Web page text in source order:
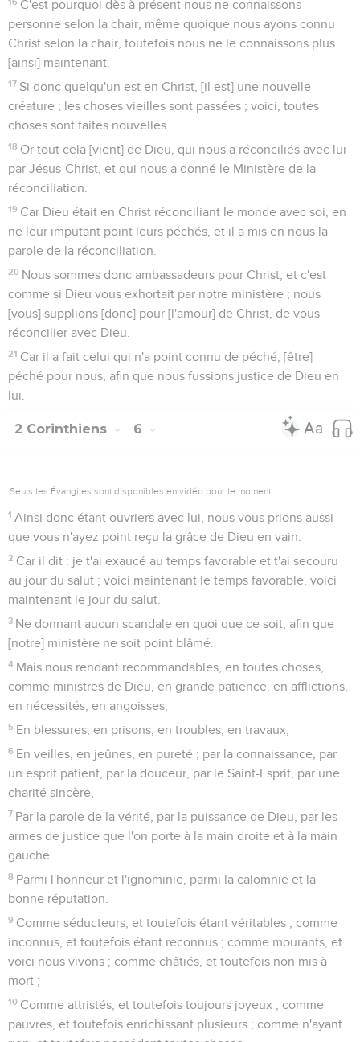
C'est pourquoi dès à présent nous ne connaissons
personne selon la chair, même quoique nous ayons connu
Christ selon la chair, toutefois nous ne le connaissons plus
[ainsi] maintenant.
17 Si donc quelqu'un est en Christ, [il est] une nouvelle
créature ; les choses vieilles sont passées ; voici, toutes
choses sont faites nouvelles.
18 Or tout cela [vient] de Dieu, qui nous a réconciliés avec lui
par Jésus-Christ, et qui nous a donné le Ministère de la
réconciliation.
19 Car Dieu était en Christ réconciliant le monde avec soi, en
ne leur imputant point leurs péchés, et il a mis en nous la
parole de la réconciliation.
20 Nous sommes donc ambassadeurs pour Christ, et c'est
comme si Dieu vous exhortait par notre ministère ; nous
[vous] supplions [donc] pour [l'amour] de Christ, de vous
réconcilier avec Dieu.
21 Car il a fait celui qui n'a point connu de péché, [être]
péché pour nous, afin que nous fussions justice de Dieu en
lui.
2 Corinthiens 6
Seuls les Évangiles sont disponibles en vidéo pour le moment.
1 Ainsi donc étant ouvriers avec lui, nous vous prions aussi
que vous n'ayez point reçu la grâce de Dieu en vain.
2 Car il dit : je t'ai exaucé au temps favorable et t'ai secouru
au jour du salut ; voici maintenant le temps favorable, voici
maintenant le jour du salut.
3 Ne donnant aucun scandale en quoi que ce soit, afin que
[notre] ministère ne soit point blâmé.
4 Mais nous rendant recommandables, en toutes choses,
comme ministres de Dieu, en grande patience, en afflictions,
en nécessités, en angoisses,
5 En blessures, en prisons, en troubles, en travaux,
6 En veilles, en jeûnes, en pureté ; par la connaissance, par
un esprit patient, par la douceur, par le Saint-Esprit, par une
charité sincère,
7 Par la parole de la vérité, par la puissance de Dieu, par les
armes de justice que l'on porte à la main droite et à la main
gauche.
8 Parmi l'honneur et l'ignominie, parmi la calomnie et la
bonne réputation.
9 Comme séducteurs, et toutefois étant véritables ; comme
inconnus, et toutefois étant reconnus ; comme mourants, et
voici nous vivons ; comme châtiés, et toutefois non mis à
mort ;
10 Comme attristés, et toutefois toujours joyeux ; comme
pauvres, et toutefois enrichissant plusieurs ; comme n'ayant